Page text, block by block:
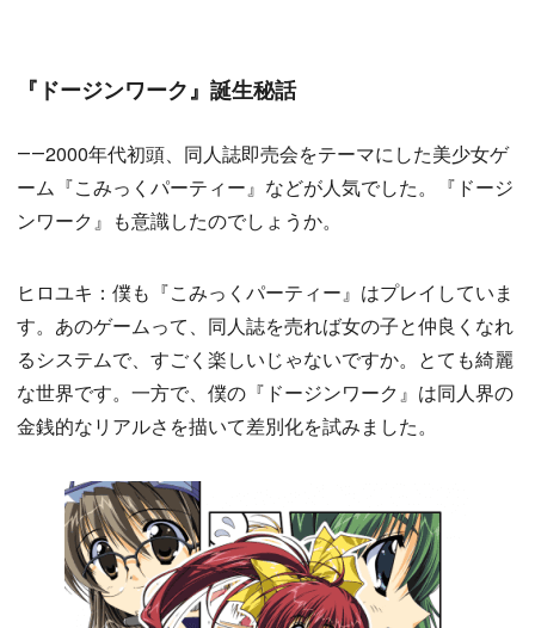
『ドージンワーク』誕生秘話
――2000年代初頭、同人誌即売会をテーマにした美少女ゲ
ーム『こみっくパーティー』などが人気でした。『ドージ
ンワーク』も意識したのでしょうか。
ヒロユキ：僕も『こみっくパーティー』はプレイしていま
す。あのゲームって、同人誌を売れば女の子と仲良くなれ
るシステムで、すごく楽しいじゃないですか。とても綺麗
な世界です。一方で、僕の『ドージンワーク』は同人界の
金銭的なリアルさを描いて差別化を試みました。